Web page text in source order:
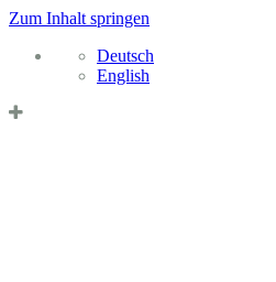
Zum Inhalt springen
Deutsch
English